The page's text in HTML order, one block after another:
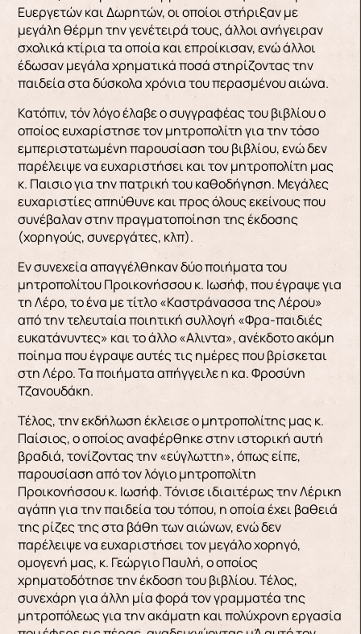
Ευεργετών και Δωρητών, οι οποίοι στήριξαν με
μεγάλη θέρμη την γενέτειρά τους, άλλοι ανήγειραν
σχολικά κτίρια τα οποία και επροίκισαν, ενώ άλλοι
έδωσαν μεγάλα χρηματικά ποσά στηρίζοντας την
παιδεία στα δύσκολα χρόνια του περασμένου αιώνα.
Κατόπιν, τόν λόγο έλαβε ο συγγραφέας του βιβλίου ο
οποίος ευχαρίστησε τον μητροπολίτη για την τόσο
εμπεριστατωμένη παρουσίαση του βιβλίου, ενώ δεν
παρέλειψε να ευχαριστήσει και τον μητροπολίτη μας
κ. Παισιο για την πατρική του καθοδήγηση. Μεγάλες
ευχαριστίες απηύθυνε και προς όλους εκείνους που
συνέβαλαν στην πραγματοποίηση της έκδοσης
(χορηγούς, συνεργάτες, κλπ).
Εν συνεχεία απαγγέλθηκαν δύο ποιήματα του
μητροπολίτου Προικονήσσου κ. Ιωσήφ, που έγραψε για
τη Λέρο, το ένα με τίτλο «Καστράνασσα της Λέρου»
από την τελευταία ποιητική συλλογή «Φρα-παιδιές
ευκατάνυντες» και το άλλο «Aλιντα», ανέκδοτο ακόμη
ποίημα που έγραψε αυτές τις ημέρες που βρίσκεται
στη Λέρο. Τα ποιήματα απήγγειλε η κα. Φροσύνη
Τζανουδάκη.
Τέλος, την εκδήλωση έκλεισε ο μητροπολίτης μας κ.
Παίσιος, ο οποίος αναφέρθηκε στην ιστορική αυτή
βραδιά, τονίζοντας την «εύγλωττη», όπως είπε,
παρουσίαση από τον λόγιο μητροπολίτη
Προικονήσσου κ. Ιωσήφ. Τόνισε ιδιαιτέρως την Λέρικη
αγάπη για την παιδεία του τόπου, η οποία έχει βαθειά
της ρίζες της στα βάθη των αιώνων, ενώ δεν
παρέλειψε να ευχαριστήσει τον μεγάλο χορηγό,
ομογενή μας, κ. Γεώργιο Παυλή, ο οποίος
χρηματοδότησε την έκδοση του βιβλίου. Τέλος,
συνεχάρη για άλλη μία φορά τον γραμματέα της
μητροπόλεως για την ακάματη και πολύχρονη εργασία